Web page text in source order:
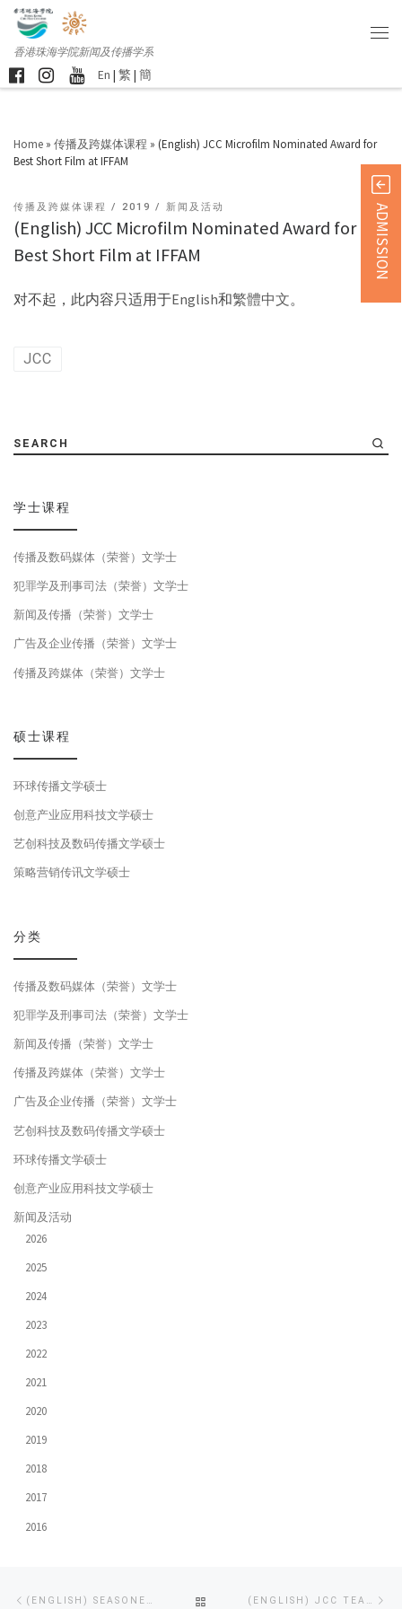
香港珠海学院新闻及传播学系
En | 繁 | 簡
Home » 传播及跨媒体课程 » (English) JCC Microfilm Nominated Award for
Best Short Film at IFFAM
传播及跨媒体课程 2019 新闻及活动
(English) JCC Microfilm Nominated Award for
Best Short Film at IFFAM
对不起，此内容只适用于English和繁體中文。
JCC
SEARCH
学士课程
传播及数码媒体（荣誉）文学士
犯罪学及刑事司法（荣誉）文学士
新闻及传播（荣誉）文学士
广告及企业传播（荣誉）文学士
传播及跨媒体（荣誉）文学士
硕士课程
环球传播文学硕士
创意产业应用科技文学硕士
艺创科技及数码传播文学硕士
策略营销传讯文学硕士
分类
传播及数码媒体（荣誉）文学士
犯罪学及刑事司法（荣誉）文学士
新闻及传播（荣誉）文学士
传播及跨媒体（荣誉）文学士
广告及企业传播（荣誉）文学士
艺创科技及数码传播文学硕士
环球传播文学硕士
创意产业应用科技文学硕士
新闻及活动
2026
2025
2024
2023
2022
2021
2020
2019
2018
2017
2016
Post
Previous
ADMISSION